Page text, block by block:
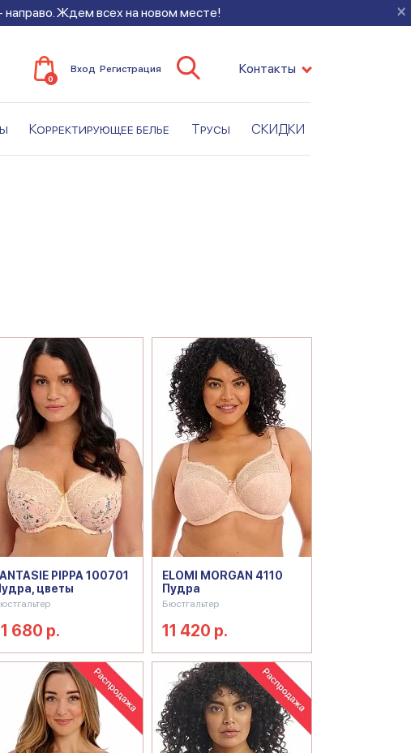
×
направо. Ждем всех на новом месте!
0
Вход Регистрация Контакты
Корректирующее белье Трусы СКИДКИ
PIPPA 100701
цветы
680 р.
ELOMI MORGAN 4110
Пудра
Бюстгальтер
11 420 р.